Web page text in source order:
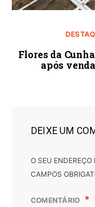
Flores da
após
DEIXE UM
O SEU
CAMPOS
COMENTÁRIO